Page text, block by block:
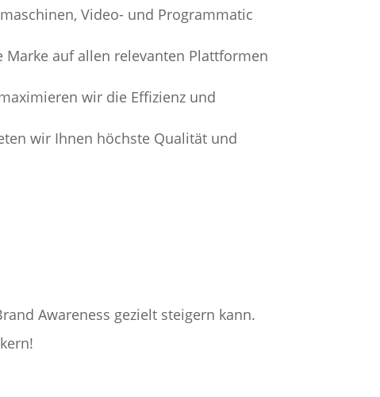
Video- und Programmatic
auf allen relevanten Plattformen
wir die Effizienz und
wir Ihnen höchste Qualität und
Awareness gezielt steigern kann.